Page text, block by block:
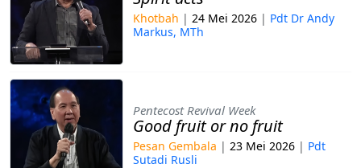
Khotbah |24 Mei 2026 | Pdt Dr Andy
Markus, MTh
Pentecost Revival Week
Good fruit or no fruit
Pesan Gembala | 23 Mei 2026 | Pdt
Sutadi Rusli